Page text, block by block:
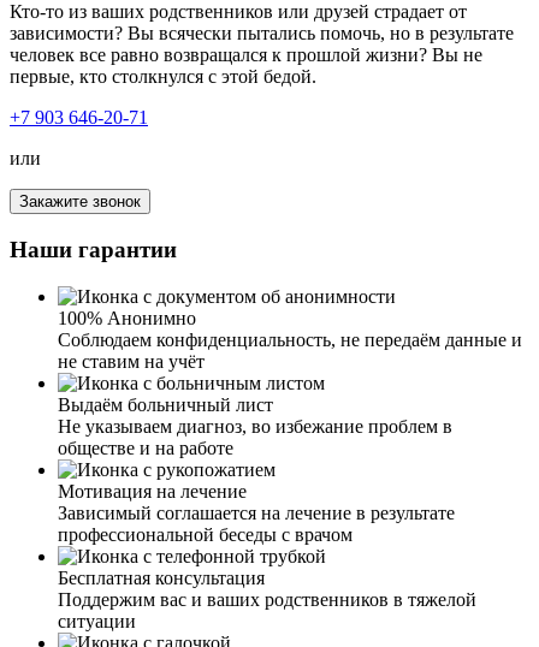
Кто-то из ваших родственников или друзей страдает от
зависимости? Вы всячески пытались помочь, но в результате
человек все равно возвращался к прошлой жизни? Вы не
первые, кто столкнулся с этой бедой.
+7 903 646-20-71
или
Закажите звонок
Наши гарантии
100% Анонимно
Соблюдаем конфиденциальность, не передаём данные и
не ставим на учёт
Выдаём больничный лист
Не указываем диагноз, во избежание проблем в
обществе и на работе
Мотивация на лечение
Зависимый соглашается на лечение в результате
профессиональной беседы с врачом
Бесплатная консультация
Поддержим вас и ваших родственников в тяжелой
ситуации